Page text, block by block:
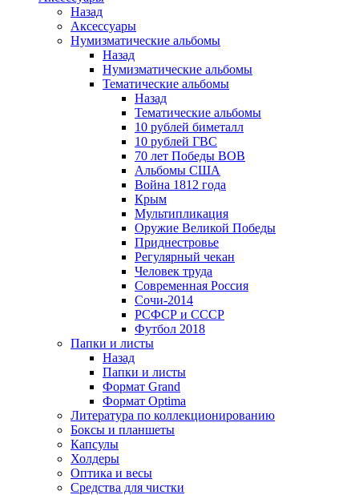
Назад
Аксессуары
Нумизматические альбомы
Назад
Нумизматические альбомы
Тематические альбомы
Назад
Тематические альбомы
10 рублей биметалл
10 рублей ГВС
70 лет Победы ВОВ
Альбомы США
Война 1812 года
Крым
Мультипликация
Оружие Великой Победы
Приднестровье
Регулярный чекан
Человек труда
Современная Россия
Сочи-2014
РСФСР и СССР
Футбол 2018
Папки и листы
Назад
Папки и листы
Формат Grand
Формат Optima
Литература по коллекционированию
Боксы и планшеты
Капсулы
Холдеры
Оптика и весы
Средства для чистки